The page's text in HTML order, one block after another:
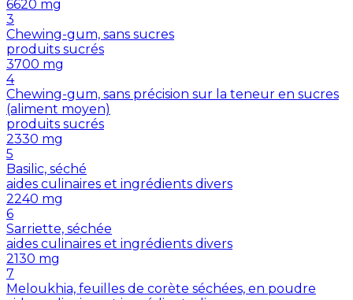
6620 mg
3
Chewing-gum, sans sucres
produits sucrés
3700 mg
4
Chewing-gum, sans précision sur la teneur en sucres
(aliment moyen)
produits sucrés
2330 mg
5
Basilic, séché
aides culinaires et ingrédients divers
2240 mg
6
Sarriette, séchée
aides culinaires et ingrédients divers
2130 mg
7
Meloukhia, feuilles de corète séchées, en poudre